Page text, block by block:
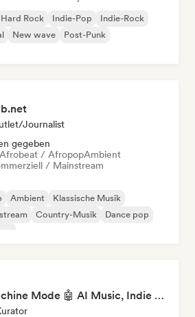
Hard Rock Indie-Pop
Indie-Rock
New wave
Post-Punk
Journalist
gegeben
Afrobeat / AfropopAmbient
/ Mainstream
Ambient
Klassische Musik
Country-Musik
Dance pop
Pop Machine Mode 🤖 AI Music, Indie Pop & Dream Pop